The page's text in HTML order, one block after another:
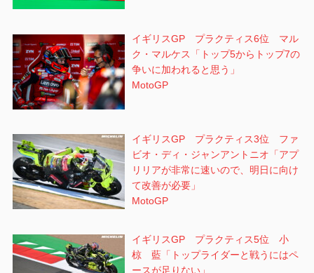
イギリスGP プラクティス6位 マル
ク・マルケス「トップ5からトップ7の
争いに加われると思う」
MotoGP
イギリスGP プラクティス3位 ファ
ビオ・ディ・ジャンアントニオ「アプ
リリアが非常に速いので、明日に向け
て改善が必要」
MotoGP
イギリスGP プラクティス5位 小
椋 藍「トップライダーと戦うにはペ
ースが足りない」